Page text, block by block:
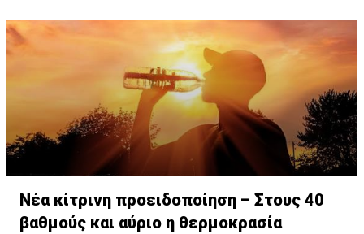
για αυτόφωρο αδίκημα.
Νέα κίτρινη προειδοποίηση – Στους 40
βαθμούς και αύριο η θερμοκρασία